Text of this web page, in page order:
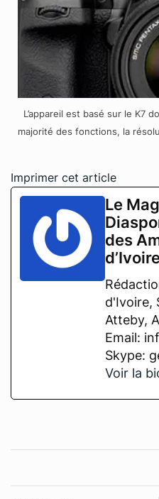
L’appareil est basé sur le K7
majorité des fonctions, la
Imprimer cet article
Le
des
d’Ivoire
d'Ivoire,
Atteby,
Email:
Skype:
Voir la